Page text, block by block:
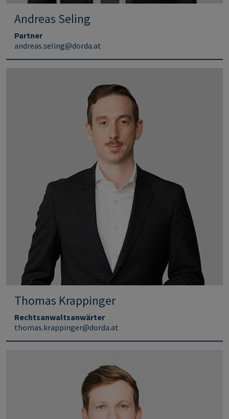
Andreas Seling
Partner
andreas.seling@dorda.at
Thomas Krappinger
Rechtsanwaltsanwärter
thomas.krappinger@dorda.at